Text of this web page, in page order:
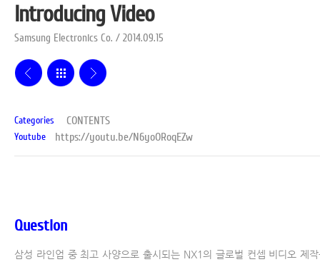
Introducing Video
Samsung Electronics Co. / 2014.09.15
Categories CONTENTS
Youtube https://youtu.be/N6yoORoqEZw
Question
삼성 라인업 중 최고 사양으로 출시되는 NX1의 글로벌 컨셉 비디오 제